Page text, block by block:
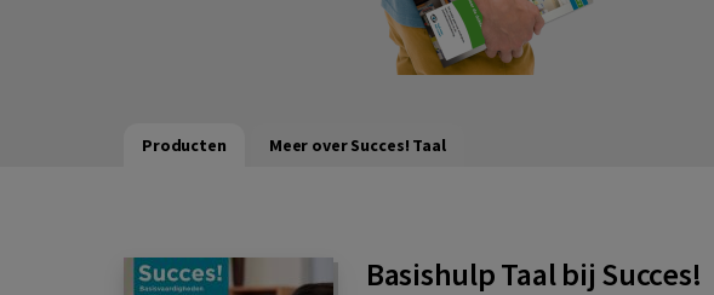
Producten Meer over Succes! Taal
Basishulp Taal bij Succes!